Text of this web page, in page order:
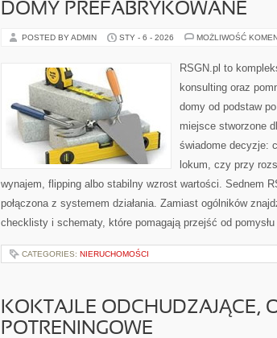
DOMY PREFABRYKOWANE
POSTED BY ADMIN STY - 6 - 2026 MOŻLIWOŚĆ
RSGN.pl to
konsulting oraz
domy od podstaw
miejsce stworzone
świadome decyzje:
lokum, czy przy
wynajem, flipping albo stabilny wzrost wartości. Sednem
połączona z systemem działania. Zamiast ogólników
checklisty i schematy, które pomagają przejść od
CATEGORIES: NIERUCHOMOŚCI
KOKTAJLE ODCHUDZAJĄCE,
POTRENINGOWE